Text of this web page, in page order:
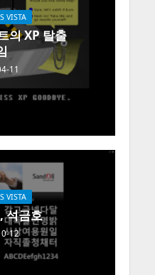
VISTA
의 XP 탈출
11
VISTA
석금호
12